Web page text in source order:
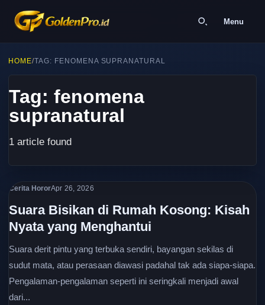
Menu
HOME/TAG: FENOMENA SUPRANATURAL
Tag: fenomena
supranatural
1 article found
Cerita HororApr 26, 2026
Suara Bisikan di Rumah Kosong: Kisah
Nyata yang Menghantui
Suara derit pintu yang terbuka sendiri, bayangan sekilas di
sudut mata, atau perasaan diawasi padahal tak ada siapa-siapa.
Pengalaman-pengalaman seperti ini seringkali menjadi awal
dari...